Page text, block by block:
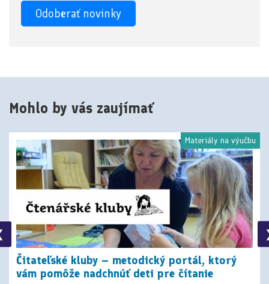
Mohlo by vás zaujímať
Materiály na výučbu
Čitateľské kluby – metodický portál, ktorý
vám pomôže nadchnúť deti pre čítanie